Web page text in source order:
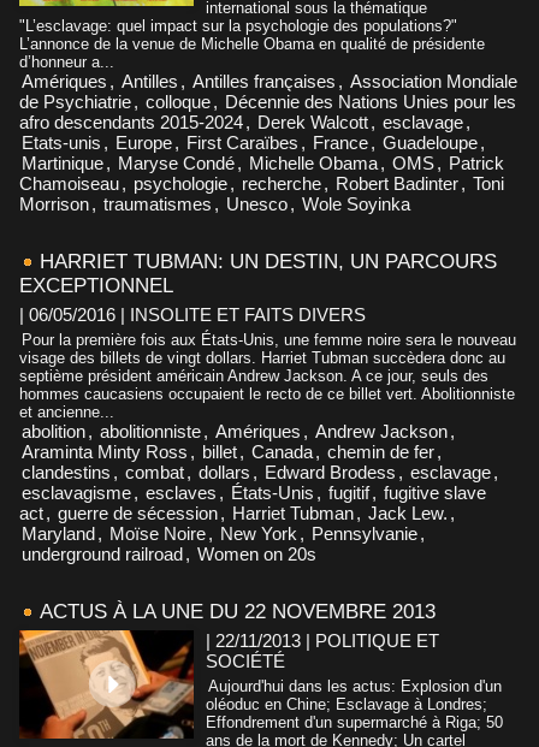
international sous la thématique
"L’esclavage: quel impact sur la psychologie des populations?"
L’annonce de la venue de Michelle Obama en qualité de présidente
d’honneur a...
Amériques , Antilles , Antilles françaises , Association Mondiale
de Psychiatrie, colloque, Décennie des Nations Unies pour les
afro descendants 2015-2024, Derek Walcott, esclavage,
Etats-unis , Europe, First Caraïbes , France, Guadeloupe,
Martinique, Maryse Condé, Michelle Obama, OMS, Patrick
Chamoiseau, psychologie, recherche, Robert Badinter, Toni
Morrison, traumatismes , Unesco, Wole Soyinka
HARRIET TUBMAN: UN DESTIN, UN PARCOURS
EXCEPTIONNEL
| 06/05/2016 | INSOLITE ET FAITS DIVERS
Pour la première fois aux États-Unis, une femme noire sera le nouveau
visage des billets de vingt dollars. Harriet Tubman succèdera donc au
septième président américain Andrew Jackson. A ce jour, seuls des
hommes caucasiens occupaient le recto de ce billet vert. Abolitionniste
et ancienne...
abolition, abolitionniste, Amériques , Andrew Jackson,
Araminta Minty Ross , billet, Canada, chemin de fer,
clandestins , combat, dollars , Edward Brodess , esclavage,
esclavagisme, esclaves , États-Unis , fugitif, fugitive slave
act, guerre de sécession, Harriet Tubman, Jack Lew. ,
Maryland, Moïse Noire, New York , Pennsylvanie,
underground railroad, Women on 20s
ACTUS À LA UNE DU 22 NOVEMBRE 2013
| 22/11/2013 | POLITIQUE ET
SOCIÉTÉ
Aujourd'hui dans les actus: Explosion d'un
oléoduc en Chine; Esclavage à Londres;
Effondrement d'un supermarché à Riga; 50
ans de la mort de Kennedy; Un cartel